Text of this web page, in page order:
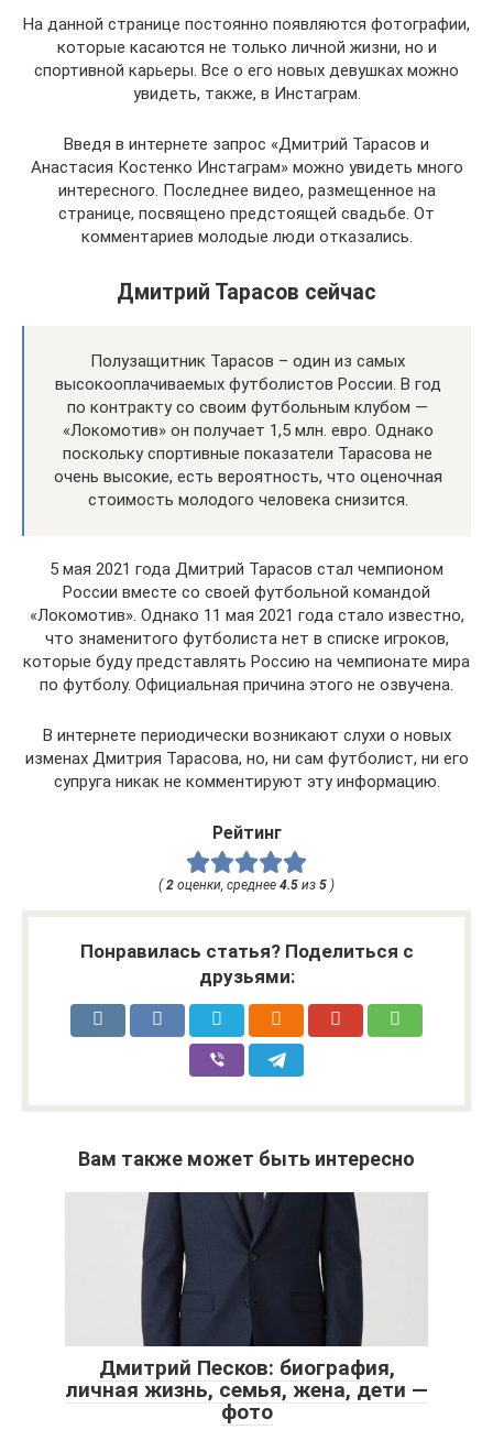
На данной странице постоянно появляются фотографии,
которые касаются не только личной жизни, но и
спортивной карьеры. Все о его новых девушках можно
увидеть, также, в Инстаграм.
Введя в интернете запрос «Дмитрий Тарасов и
Анастасия Костенко Инстаграм» можно увидеть много
интересного. Последнее видео, размещенное на
странице, посвящено предстоящей свадьбе. От
комментариев молодые люди отказались.
Дмитрий Тарасов сейчас
Полузащитник Тарасов – один из самых
высокооплачиваемых футболистов России. В год
по контракту со своим футбольным клубом —
«Локомотив» он получает 1,5 млн. евро. Однако
поскольку спортивные показатели Тарасова не
очень высокие, есть вероятность, что оценочная
стоимость молодого человека снизится.
5 мая 2021 года Дмитрий Тарасов стал чемпионом
России вместе со своей футбольной командой
«Локомотив». Однако 11 мая 2021 года стало известно,
что знаменитого футболиста нет в списке игроков,
которые буду представлять Россию на чемпионате мира
по футболу. Официальная причина этого не озвучена.
В интернете периодически возникают слухи о новых
изменах Дмитрия Тарасова, но, ни сам футболист, ни его
супруга никак не комментируют эту информацию.
Рейтинг
( 2 оценки, среднее 4.5 из 5 )
Понравилась статья? Поделиться с
друзьями:
Вам также может быть интересно
Дмитрий Песков: биография,
личная жизнь, семья, жена, дети —
фото